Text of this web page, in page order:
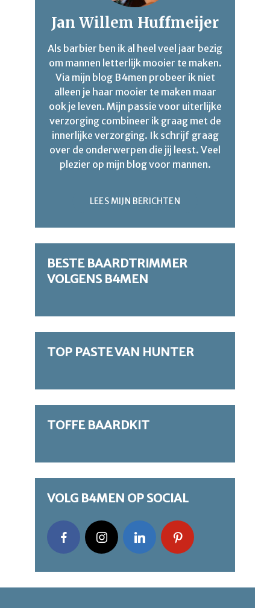
Jan Willem Huffmeijer
Als barbier ben ik al heel veel jaar bezig
om mannen letterlijk mooier te maken.
Via mijn blog B4men probeer ik niet
alleen je haar mooier te maken maar
ook je leven. Mijn passie voor uiterlijke
verzorging combineer ik graag met de
innerlijke verzorging. Ik schrijf graag
over de onderwerpen die jij leest. Veel
plezier op mijn blog voor mannen.
LEES MIJN BERICHTEN
BESTE BAARDTRIMMER
VOLGENS B4MEN
TOP PASTE VAN HUNTER
TOFFE BAARDKIT
VOLG B4MEN OP SOCIAL